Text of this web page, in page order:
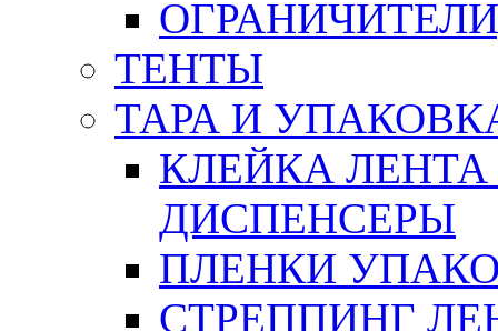
ТЕНТЫ
ТАРА И
КЛЕЙКА
ДИСПЕНСЕРЫ
ПЛЕНКИ
СТРЕППИНГ